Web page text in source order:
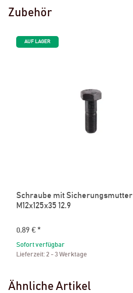
Zubehör
AUF LAGER
Schraube mit Sicherungsmutter
M12x125x35 12.9
0,89 € *
Sofort verfügbar
Lieferzeit: 2 - 3 Werktage
Ähnliche Artikel